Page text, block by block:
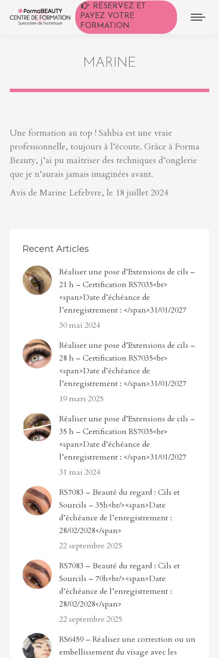
RÉSERVEZ ET
PAYEZ VOTRE
FORMATION
MARINE
Une formation au top ! Sahbia est une vraie
professionnelle, toujours à l’écoute. Grâce à Forma
Beauty, j’ai pu maîtriser des techniques d’onglerie
que je n’aurais jamais imaginées avant.
Avis de Marine Lefebvre, le 18 juillet 2024
Recent Articles
Réaliser une pose d’Extensions de cils –
21 h – Certification RS7035<br>
<span>Date d’échéance de
l’enregistrement : </span>31/01/2027
30 mai 2024
Réaliser une pose d’Extensions de cils –
28 h – Certification RS7035<br>
<span>Date d’échéance de
l’enregistrement : </span>31/01/2027
19 mars 2025
Réaliser une pose d’Extensions de cils –
35 h – Certification RS7035<br>
<span>Date d’échéance de
l’enregistrement : </span>31/01/2027
31 mai 2024
RS7083 – Beauté du regard : Cils et
Sourcils – 35h<br/><span>Date
d’échéance de l’enregistrement :
28/02/2028</span>
22 septembre 2025
RS7083 – Beauté du regard : Cils et
Sourcils – 70h<br/><span>Date
d’échéance de l’enregistrement :
28/02/2028</span>
22 septembre 2025
RS6459 – Réaliser une correction ou un
embellissement du visage avec les